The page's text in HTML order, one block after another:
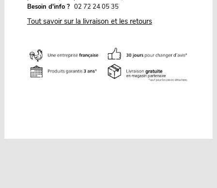
Besoin d'info ? 02 72 24 05 35
Tout savoir sur la livraison et les retours